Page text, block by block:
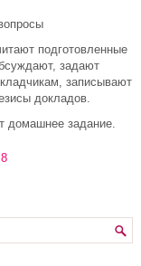
подготовленные
задают
записывают
докладов.
домашнее задание.
8